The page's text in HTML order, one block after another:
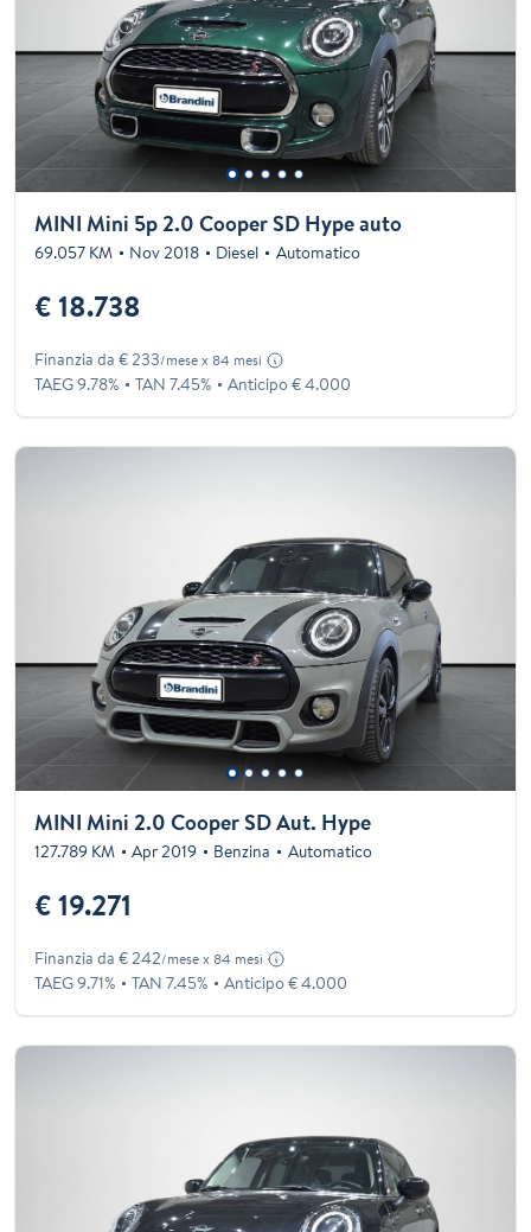
MINI Mini 5p 2.0 Cooper SD Hype auto
69.057 KM Nov 2018 Diesel Automatico
€ 18.738
Finanzia da € 233/mese x 84 mesi
TAEG 9.78% TAN 7.45% Anticipo € 4.000
MINI Mini 2.0 Cooper SD Aut. Hype
127.789 KM Apr 2019 Benzina Automatico
€ 19.271
Finanzia da € 242/mese x 84 mesi
TAEG 9.71% TAN 7.45% Anticipo € 4.000